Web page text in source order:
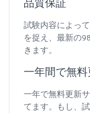
品質保証
試験内容によっ
を捉え、最新の
きます。
一年間で無
一年で無料更新
てます。もし、